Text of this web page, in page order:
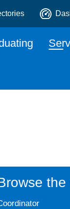
the